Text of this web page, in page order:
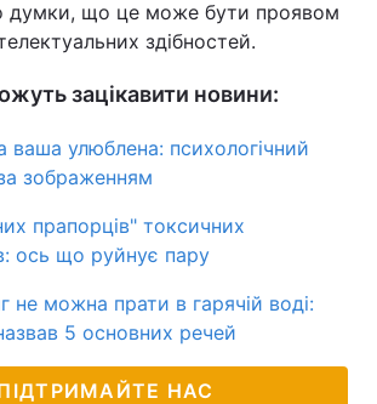
думки, що це може бути проявом
здібностей.
зацікавити новини:
ваша улюблена: психологічний
зображенням
прапорців" токсичних
ось що руйнує пару
не можна прати в гарячій воді:
5 основних речей
НАС